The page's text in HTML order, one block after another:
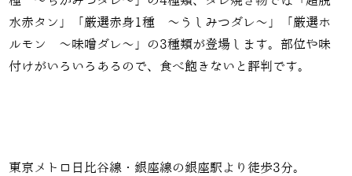
水赤タン」「厳選赤身1種 〜うしみつダレ〜」「厳選ホ
ルモン 〜味噌ダレ〜」の3種類が登場します。部位や味
付けがいろいろあるので、食べ飽きないと評判です。
東京メトロ日比谷線・銀座線の銀座駅より徒歩3分。